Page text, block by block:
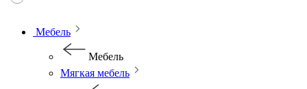
Мебель
Мебель
Мягкая мебель